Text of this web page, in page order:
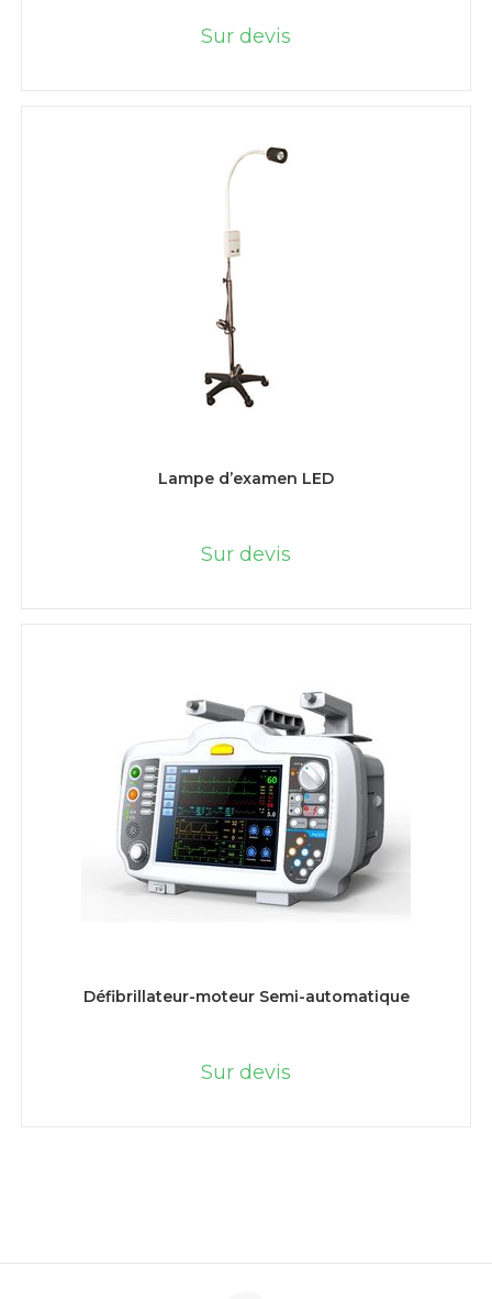
Sur devis
Lampe d’examen LED
Sur devis
Défibrillateur-moteur Semi-automatique
Sur devis